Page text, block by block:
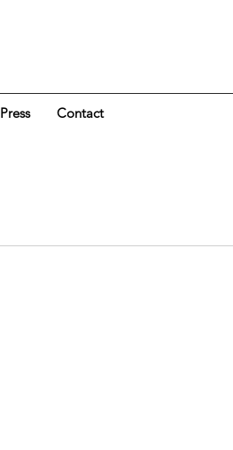
Press Contact